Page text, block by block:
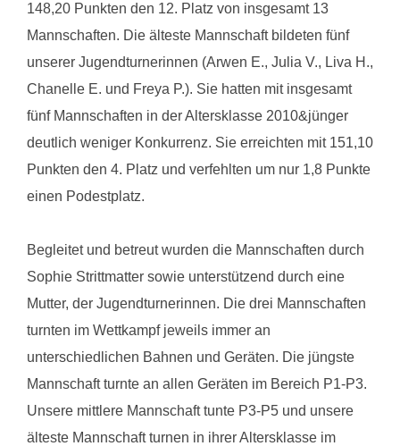
148,20 Punkten den 12. Platz von insgesamt 13
Mannschaften. Die älteste Mannschaft bildeten fünf
unserer Jugendturnerinnen (Arwen E., Julia V., Liva H.,
Chanelle E. und Freya P.). Sie hatten mit insgesamt
fünf Mannschaften in der Altersklasse 2010&jünger
deutlich weniger Konkurrenz. Sie erreichten mit 151,10
Punkten den 4. Platz und verfehlten um nur 1,8 Punkte
einen Podestplatz.
Begleitet und betreut wurden die Mannschaften durch
Sophie Strittmatter sowie unterstützend durch eine
Mutter, der Jugendturnerinnen. Die drei Mannschaften
turnten im Wettkampf jeweils immer an
unterschiedlichen Bahnen und Geräten. Die jüngste
Mannschaft turnte an allen Geräten im Bereich P1-P3.
Unsere mittlere Mannschaft tunte P3-P5 und unsere
älteste Mannschaft turnen in ihrer Altersklasse im